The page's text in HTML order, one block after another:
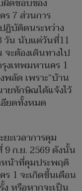
ผิดชอบของ
7 ส่วนการ
ฏิบัติตนระหว่าง
วัน นับแต่วันที่11
ะต้องเดินทางไป
งเทพมหานคร 1
ลัด เพราะ“บ้าน
ยทักษิณได้แจ้งไว้
ยดทั้งหมด
ะเวลาการคุม
ก.ย. 2569 ดังนั้น
น้าที่คุมประพฤติ
1 จะเกิดขึ้นเดือน
ง หรือหากจะเป็น